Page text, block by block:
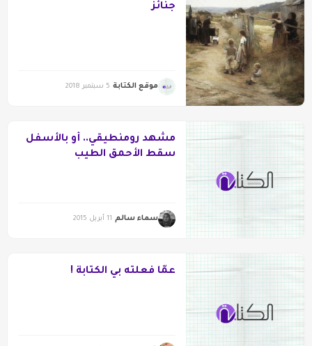
جنائز
موقع الكتابة 5 سبتمبر 2018
مشهد رومنطيقي.. أو بالأسفل
سقط الأحمق الطيب
سماء سالم 11 أبريل 2015
عمّا فعلته بي الكتابة !